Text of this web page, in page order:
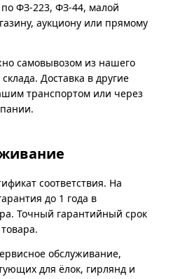
ФЗ-223, ФЗ-44, малой
аукциону или прямому
самовывозом из нашего
Доставка в другие
транспортом или через
соответствия. На
до 1 года в
Точный гарантийный срок
обслуживание,
для ёлок, гирлянд и